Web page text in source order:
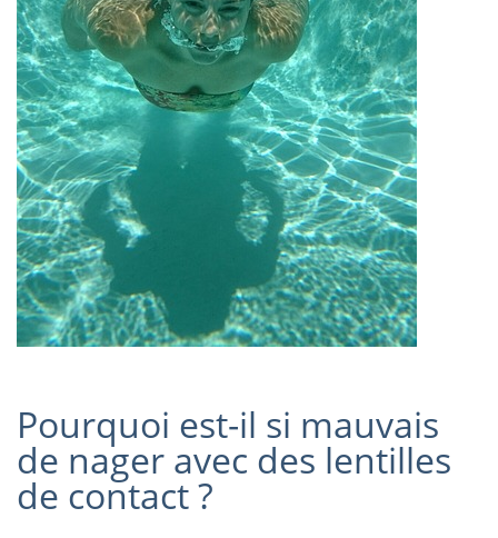
Pourquoi est-il si mauvais
de nager avec des lentilles
de contact ?